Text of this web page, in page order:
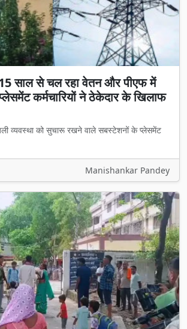
साल से चल रहा वेतन और पीएफ में
कर्मचारियों ने ठेकेदार के खिलाफ
व्यवस्था को सुचारू रखने वाले सबस्टेशनों के प्लेसमेंट
Manishankar Pandey